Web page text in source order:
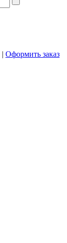
| Оформить заказ